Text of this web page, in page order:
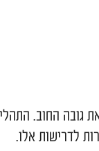
לפנסיה/גמל.